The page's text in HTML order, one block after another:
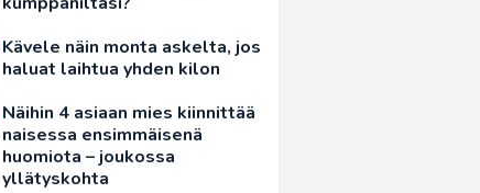
Kävele näin monta askelta, jos
haluat laihtua yhden kilon
Näihin 4 asiaan mies kiinnittää
naisessa ensimmäisenä
huomiota – joukossa
yllätyskohta